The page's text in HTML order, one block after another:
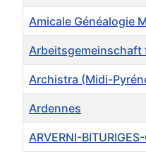
Amicale Généalogie
Arbeitsgemeinschaft
Archistra (Midi-
Ardennes
ARVERNI-